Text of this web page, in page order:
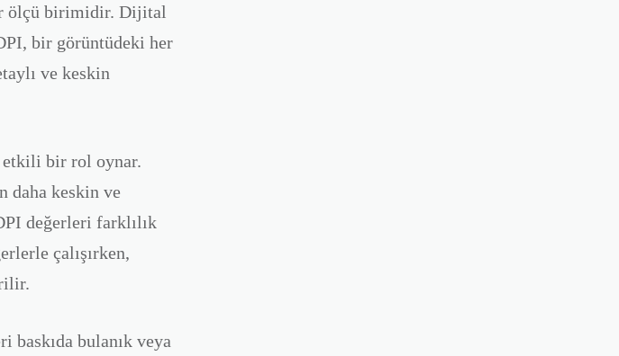
ölçü birimidir. Dijital
bir görüntüdeki her
ve keskin
bir rol oynar.
daha keskin ve
değerleri farklılık
çalışırken,
baskıda bulanık veya